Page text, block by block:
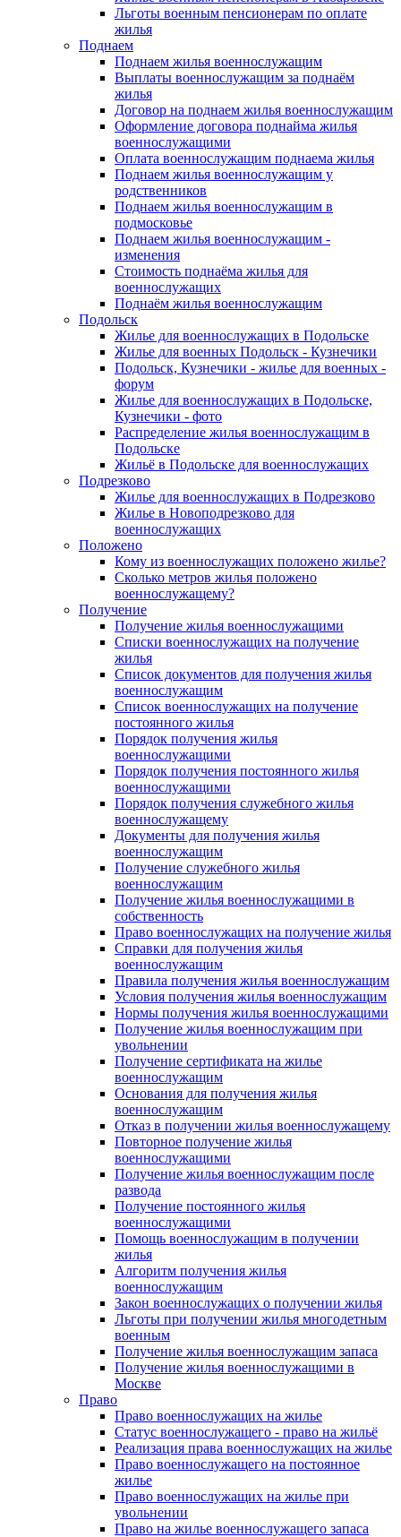
Льготы военным пенсионерам по оплате
жилья
Поднаем
Поднаем жилья военнослужащим
Выплаты военнослужащим за поднаём
жилья
Договор на поднаем жилья военнослужащим
Оформление договора поднайма жилья
военнослужащими
Оплата военнослужащим поднаема жилья
Поднаем жилья военнослужащим у
родственников
Поднаем жилья военнослужащим в
подмосковье
Поднаем жилья военнослужащим -
изменения
Стоимость поднаёма жилья для
военнослужащих
Поднаём жилья военнослужащим
Подольск
Жилье для военнослужащих в Подольске
Жилье для военных Подольск - Кузнечики
Подольск, Кузнечики - жилье для военных -
форум
Жилье для военнослужащих в Подольске,
Кузнечики - фото
Распределение жилья военнослужащим в
Подольске
Жильё в Подольске для военнослужащих
Подрезково
Жилье для военнослужащих в Подрезково
Жилье в Новоподрезково для
военнослужащих
Положено
Кому из военнослужащих положено жилье?
Сколько метров жилья положено
военнослужащему?
Получение
Получение жилья военнослужащими
Списки военнослужащих на получение
жилья
Список документов для получения жилья
военнослужащим
Список военнослужащих на получение
постоянного жилья
Порядок получения жилья
военнослужащими
Порядок получения постоянного жилья
военнослужащими
Порядок получения служебного жилья
военнослужащему
Документы для получения жилья
военнослужащим
Получение служебного жилья
военнослужащим
Получение жилья военнослужащими в
собственность
Право военнослужащих на получение жилья
Справки для получения жилья
военнослужащим
Правила получения жилья военнослужащим
Условия получения жилья военнослужащим
Нормы получения жилья военнослужащими
Получение жилья военнослужащим при
увольнении
Получение сертификата на жилье
военнослужащим
Основания для получения жилья
военнослужащим
Отказ в получении жилья военнослужащему
Повторное получение жилья
военнослужащими
Получение жилья военнослужащим после
развода
Получение постоянного жилья
военнослужащими
Помощь военнослужащим в получении
жилья
Алгоритм получения жилья
военнослужащим
Закон военнослужащих о получении жилья
Льготы при получении жилья многодетным
военным
Получение жилья военнослужащим запаса
Получение жилья военнослужащими в
Москве
Право
Право военнослужащих на жилье
Статус военнослужащего - право на жильё
Реализация права военнослужащих на жилье
Право военнослужащего на постоянное
жилье
Право военнослужащих на жилье при
увольнении
Право на жилье военнослужащего запаса